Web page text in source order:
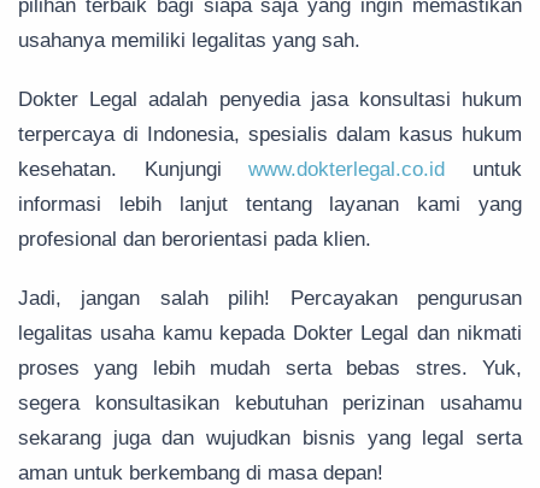
pilihan terbaik bagi siapa saja yang ingin memastikan
usahanya memiliki legalitas yang sah.
Dokter Legal adalah penyedia jasa konsultasi hukum
terpercaya di Indonesia, spesialis dalam kasus hukum
kesehatan. Kunjungiwww.dokterlegal.co.id
untuk
informasi lebih lanjut tentang layanan kami yang
profesional dan berorientasi pada klien.
Jadi, jangan salah pilih! Percayakan pengurusan
legalitas usaha kamu kepada Dokter Legal dan nikmati
proses yang lebih mudah serta bebas stres. Yuk,
segera konsultasikan kebutuhan perizinan usahamu
sekarang juga dan wujudkan bisnis yang legal serta
aman untuk berkembang di masa depan!